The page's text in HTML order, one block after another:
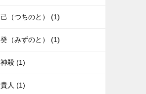
己（つちのと） (1)
癸（みずのと） (1)
神殺 (1)
貴人 (1)